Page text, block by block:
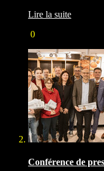
Lire la suite
0
Conférence de